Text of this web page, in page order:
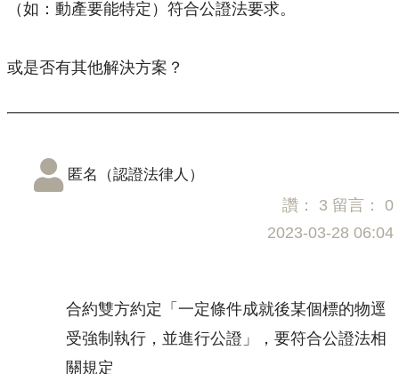
（如：動產要能特定）符合公證法要求。
或是否有其他解決方案？
匿名（認證法律人）
讚： 3 留言： 0
2023-03-28 06:04
合約雙方約定「一定條件成就後某個標的物逕
受強制執行，並進行公證」，要符合公證法相
關規定